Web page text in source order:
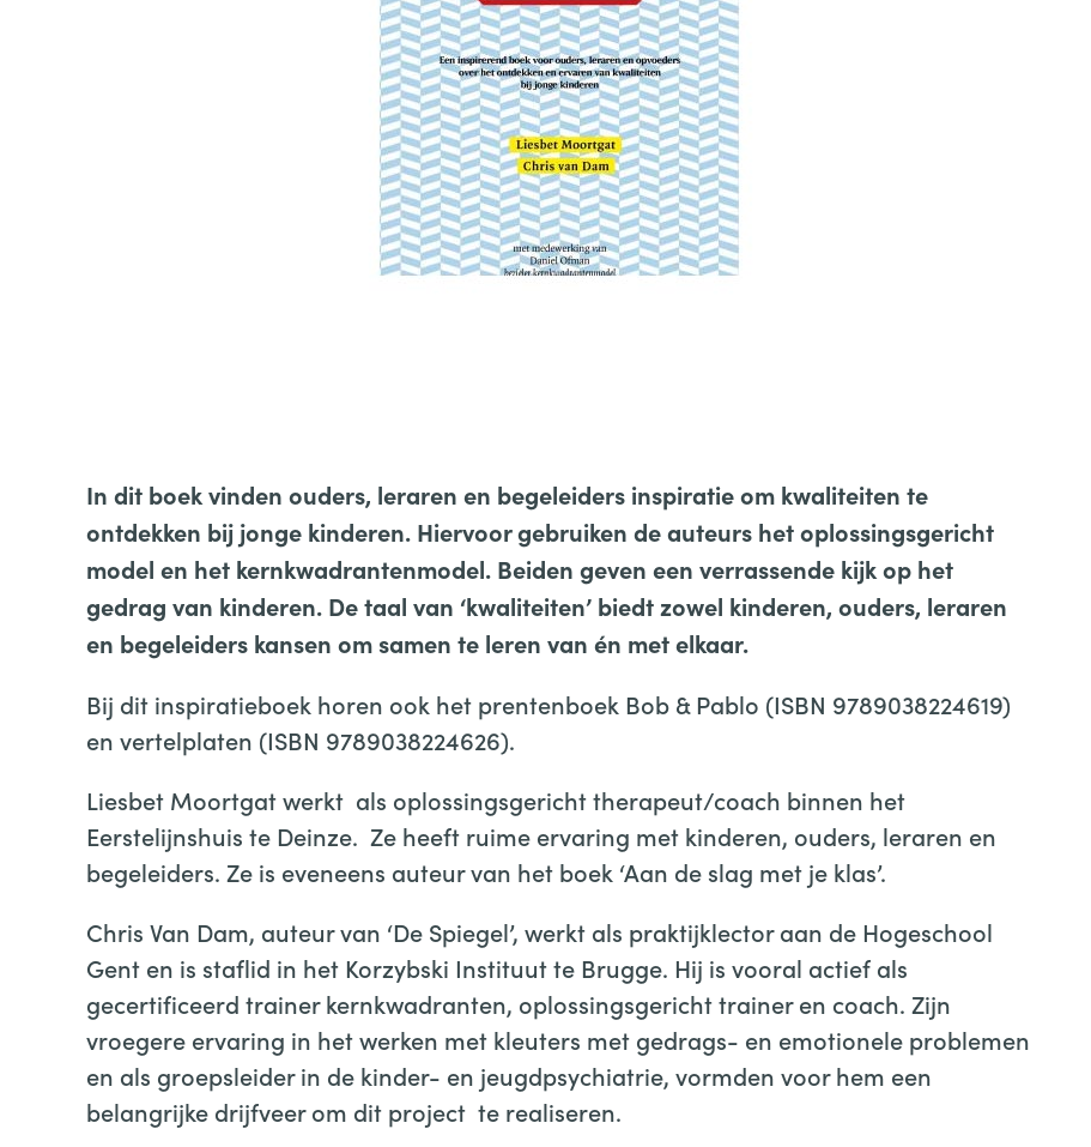
In dit boek vinden ouders, leraren en begeleiders inspiratie om kwaliteiten te
ontdekken bij jonge kinderen. Hiervoor gebruiken de auteurs het oplossingsgericht
model en het kernkwadrantenmodel. Beiden geven een verrassende kijk op het
gedrag van kinderen. De taal van ‘kwaliteiten’ biedt zowel kinderen, ouders, leraren
en begeleiders kansen om samen te leren van én met elkaar.
Bij dit inspiratieboek horen ook het prentenboek Bob & Pablo (ISBN 9789038224619)
en vertelplaten (ISBN 9789038224626).
Liesbet Moortgat werkt als oplossingsgericht therapeut/coach binnen het
Eerstelijnshuis te Deinze. Ze heeft ruime ervaring met kinderen, ouders, leraren en
begeleiders. Ze is eveneens auteur van het boek ‘Aan de slag met je klas’.
Chris Van Dam, auteur van ‘De Spiegel’, werkt als praktijklector aan de Hogeschool
Gent en is staflid in het Korzybski Instituut te Brugge. Hij is vooral actief als
gecertificeerd trainer kernkwadranten, oplossingsgericht trainer en coach. Zijn
vroegere ervaring in het werken met kleuters met gedrags- en emotionele problemen
en als groepsleider in de kinder- en jeugdpsychiatrie, vormden voor hem een
belangrijke drijfveer om dit project te realiseren.